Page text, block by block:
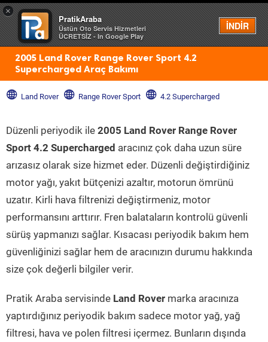
×
PratikAraba
Üstün Oto Servis Hizmetleri
ÜCRETSİZ - In Google Play
İNDİR
Menü
2005 Land Rover Range Rover Sport 4.2
Supercharged Araç Bakımı
Land Rover Range Rover Sport 4.2 Supercharged
Düzenli periyodik ile 2005 Land Rover Range Rover
Sport 4.2 Supercharged aracınız çok daha uzun süre
arızasız olarak size hizmet eder. Düzenli değiştirdiğiniz
motor yağı, yakıt bütçenizi azaltır, motorun ömrünü
uzatır. Kirli hava filtrenizi değiştirmeniz, motor
performansını arttırır. Fren balataların kontrolü güvenli
sürüş yapmanızı sağlar. Kısacası periyodik bakım hem
güvenliğinizi sağlar hem de aracınızın durumu hakkında
size çok değerli bilgiler verir.
Pratik Araba servisinde Land Rover marka aracınıza
yaptırdığınız periyodik bakım sadece motor yağ, yağ
filtresi, hava ve polen filtresi içermez. Bunların dışında